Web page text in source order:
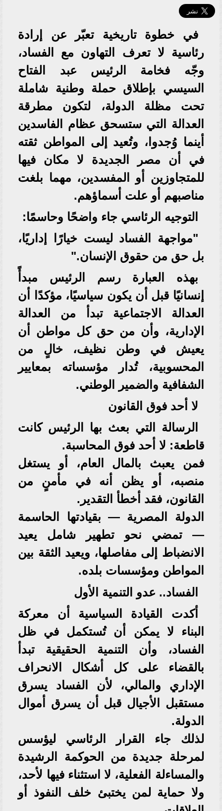
في خطوة تاريخية تعبّر عن إرادة
رئاسية لا تعرف التهاون مع الفساد،
وجّه فخامة الرئيس عبد الفتاح
السيسي بإطلاق حملة وطنية شاملة
تحت مظلة الدولة، لتكون مطرقة
العدالة التي ستسحق عظام الفاسدين
أينما وُجدوا، وتُعيد إلى المواطن ثقته
في أن مصر الجديدة لا مكان فيها
للمتجاوزين أو المفسدين، مهما بلغت
مناصبهم أو علت أسماؤهم.
التوجيه الرئاسي جاء واضحًا وحاسمًا:
"مواجهة الفساد ليست خيارًا إداريًا،
بل حق من حقوق الإنسان."
بهذه العبارة رسم الرئيس مبدأً
إنسانيًا قبل أن يكون سياسيًا، مؤكدًا أن
العدالة الاجتماعية تبدأ من العدالة
الإدارية، وأن من حق كل مواطن أن
يعيش في وطن نظيف، خالٍ من
المحسوبية، تُدار مؤسساته بمعايير
الشفافية والضمير الوطني.
لا أحد فوق القانون
الرسالة التي بعث بها الرئيس كانت
قاطعة: لا أحد فوق المحاسبة.
فمن يعبث بالمال العام، أو يستغل
منصبه، أو يظن أنه في مأمنٍ من
القانون، فقد أخطأ التقدير.
الدولة المصرية — بقيادتها الحاسمة
— تمضي نحو تطهير شامل يعيد
الانضباط إلى مفاصلها، ويعيد الثقة بين
المواطن ومؤسسات بلده.
الفساد.. عدو التنمية الأول
أكدت القيادة السياسية أن معركة
البناء لا يمكن أن تُستكمل في ظل
الفساد، وأن التنمية الحقيقية تبدأ
بالقضاء على كل أشكال الانحراف
الإداري والمالي، لأن الفساد يسرق
مستقبل الأجيال قبل أن يسرق أموال
الدولة.
لذلك جاء القرار الرئاسي ليؤسس
لمرحلة جديدة من الحوكمة الرشيدة
والمساءلة الفعلية، لا استثناء فيها لأحد،
ولا حماية لمن يختبئ خلف النفوذ أو